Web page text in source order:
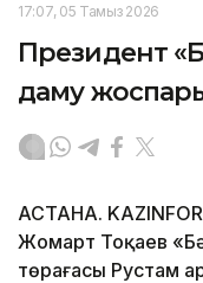
17:07, 05 Тамыз 2026
Президент
даму
АСТАНА.
Жомарт Тоқаев
төрағасы Рустам